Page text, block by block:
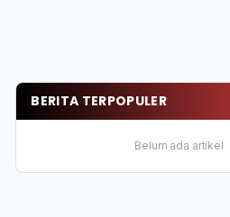
BERITA TERPOPULER
Belum ada artikel